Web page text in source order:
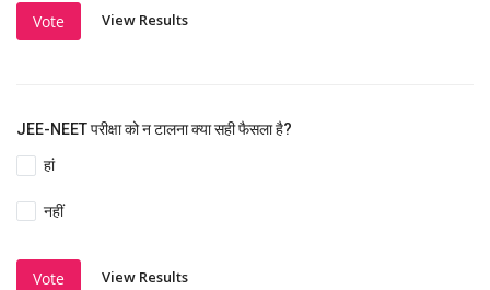
Vote View Results
JEE-NEET परीक्षा को न टालना क्या सही फैसला है?
हां
नहीं
Vote View Results